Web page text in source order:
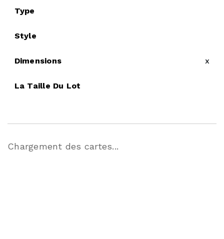
Type
Style
Dimensions x
La Taille Du Lot
Chargement des cartes...